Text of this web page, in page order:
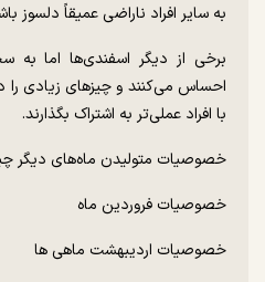
به سایر افراد ناراضی عمیقاً دلسوز
برخی از دیگر اسفندی‌ها اما به
احساس می‌کنند و چیز‌های زیادی را
با افراد عملی‌تر به اشتراک بگذارند.
خصوصیات متولیدن ماه‌های دیگر
خصوصیات فروردین ماه
خصوصیات اردیبهشت ماهی ها